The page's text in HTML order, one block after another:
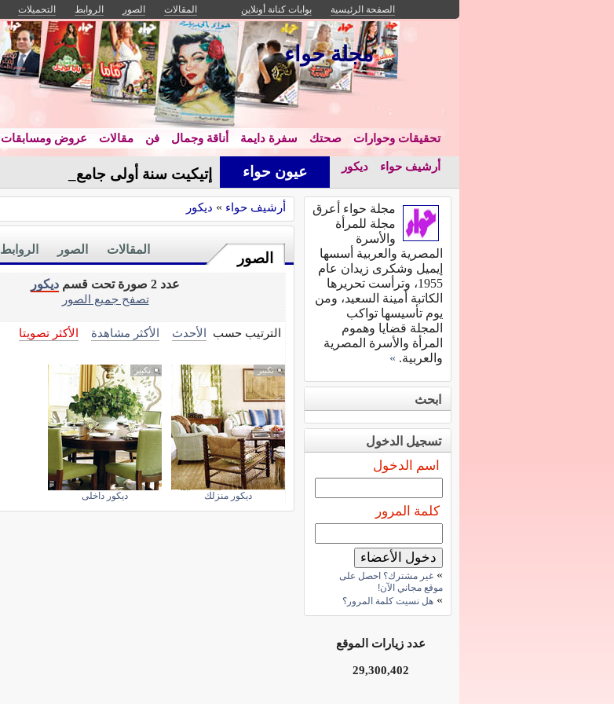
الصفحة الرئيسية بوابات كنانة أونلاين المقالات الصور الروابط التحميلات
مجلة حواء
تحقيقات وحوارات صحتك سفرة دايمة أناقة وجمال فن مقالات عروض ومسابقات
أرشيف حواء ديكور عيون حواء إتيكيت سنة أولى جامعة
أرشيف حواء » ديكور
الصور
الروابط الصور المقالات
عدد 2 صورة تحت قسم
ديكور
تصفح جميع الصور
الترتيب حسب الأحدث الأكثر مشاهدة الأكثر تصويتا
تكبير
ديكور منزلك
تكبير
ديكور داخلى
مجلة حواء أعرق
مجلة للمرأة
والأسرة
المصرية والعربية أسسها
إيميل وشكرى زيدان عام
1955، وترأست تحريرها
الكاتبة أمينة السعيد، ومن
يوم تأسيسها تواكب
المجلة قضايا وهموم
المرأة والأسرة المصرية
والعربية. »
ابحث
تسجيل الدخول
اسم الدخول
كلمة المرور
» غير مشترك؟ احصل على
موقع مجاني الآن!
» هل نسيت كلمة المرور؟
عدد زيارات الموقع
29,300,402